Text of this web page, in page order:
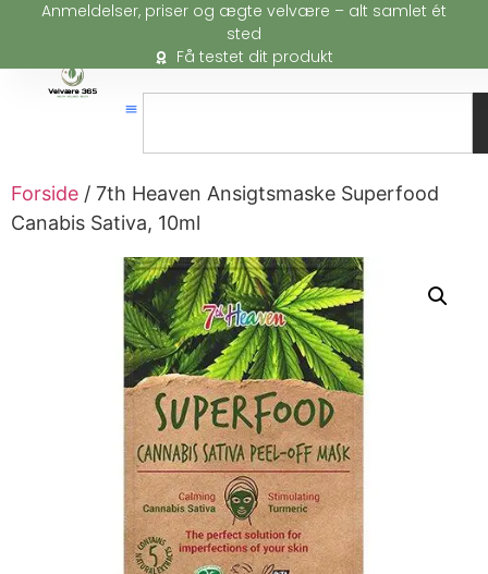
Anmeldelser, priser og ægte velvære – alt samlet ét
sted
Få testet dit produkt
Forside / 7th Heaven Ansigtsmaske Superfood
Canabis Sativa, 10ml